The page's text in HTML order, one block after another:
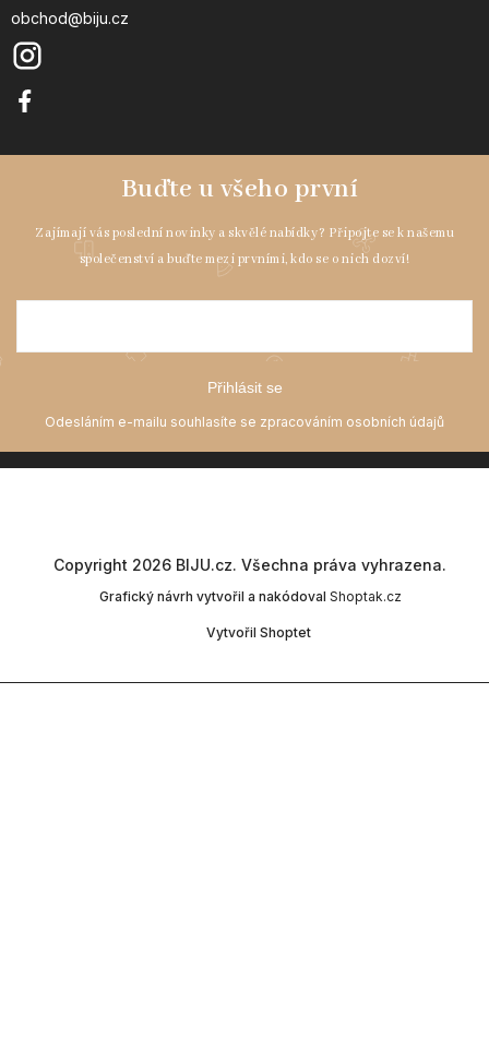
obchod@biju.cz
Přihlásit se
Vytvořil Shoptet
Copyright 2026 BIJU.cz. Všechna práva vyhrazena.
Grafický návrh vytvořil a nakódoval Shoptak.cz